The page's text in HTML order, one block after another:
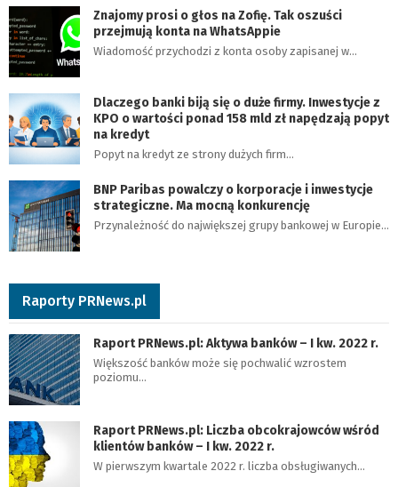
Znajomy prosi o głos na Zofię. Tak oszuści
przejmują konta na WhatsAppie
Wiadomość przychodzi z konta osoby zapisanej w…
Dlaczego banki biją się o duże firmy. Inwestycje z
KPO o wartości ponad 158 mld zł napędzają popyt
na kredyt
Popyt na kredyt ze strony dużych firm…
BNP Paribas powalczy o korporacje i inwestycje
strategiczne. Ma mocną konkurencję
Przynależność do największej grupy bankowej w Europie…
Raporty PRNews.pl
Raport PRNews.pl: Aktywa banków – I kw. 2022 r.
Większość banków może się pochwalić wzrostem
poziomu…
Raport PRNews.pl: Liczba obcokrajowców wśród
klientów banków – I kw. 2022 r.
W pierwszym kwartale 2022 r. liczba obsługiwanych…